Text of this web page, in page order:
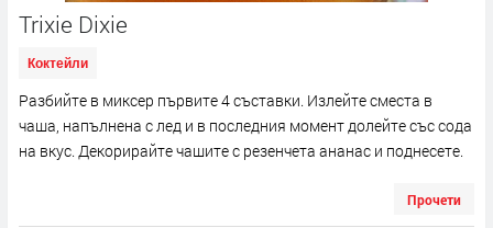
Trixie Dixie
Коктейли
Разбийте в миксер първите 4 съставки. Излейте сместа в
чаша, напълнена с лед и в последния момент долейте със сода
на вкус. Декорирайте чашите с резенчета ананас и поднесете.
Прочети